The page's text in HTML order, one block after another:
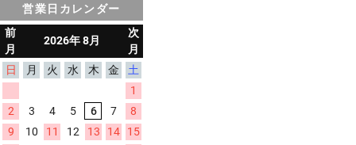
営業日カレンダー